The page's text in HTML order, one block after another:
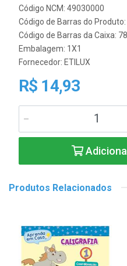
Código NCM: 49030000
Código de Barras do
Código de Barras da Caixa:
Embalagem: 1X1
Fornecedor: ETILUX
R$ 14,93
Produtos Relacionados